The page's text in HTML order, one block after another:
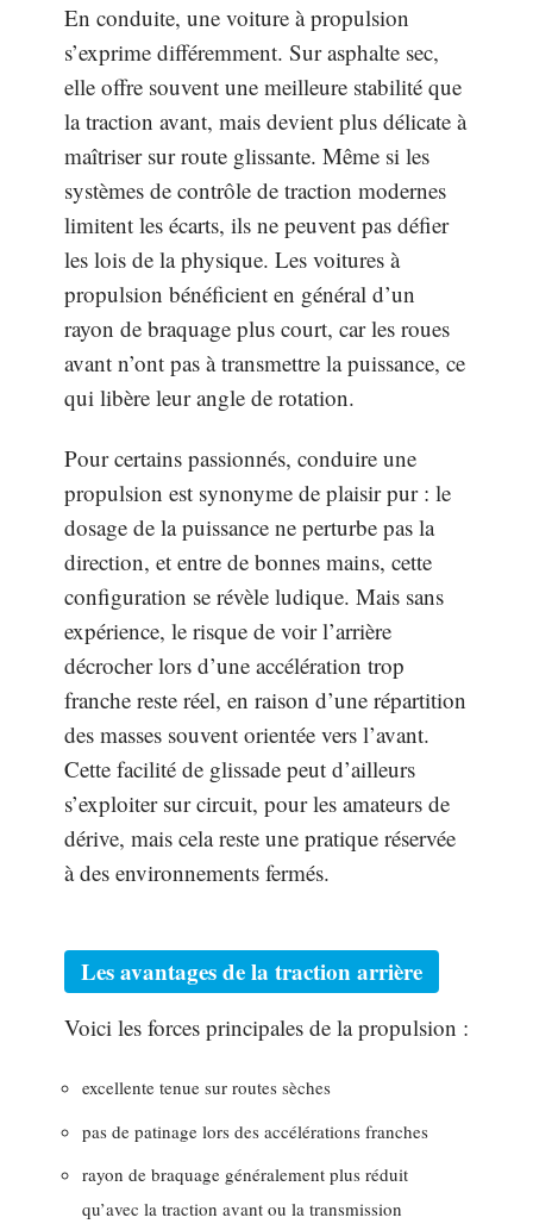
En conduite, une voiture à propulsion
s’exprime différemment. Sur asphalte sec,
elle offre souvent une meilleure stabilité que
la traction avant, mais devient plus délicate à
maîtriser sur route glissante. Même si les
systèmes de contrôle de traction modernes
limitent les écarts, ils ne peuvent pas défier
les lois de la physique. Les voitures à
propulsion bénéficient en général d’un
rayon de braquage plus court, car les roues
avant n’ont pas à transmettre la puissance, ce
qui libère leur angle de rotation.
Pour certains passionnés, conduire une
propulsion est synonyme de plaisir pur : le
dosage de la puissance ne perturbe pas la
direction, et entre de bonnes mains, cette
configuration se révèle ludique. Mais sans
expérience, le risque de voir l’arrière
décrocher lors d’une accélération trop
franche reste réel, en raison d’une répartition
des masses souvent orientée vers l’avant.
Cette facilité de glissade peut d’ailleurs
s’exploiter sur circuit, pour les amateurs de
dérive, mais cela reste une pratique réservée
à des environnements fermés.
Les avantages de la traction arrière
Voici les forces principales de la propulsion :
excellente tenue sur routes sèches
pas de patinage lors des accélérations franches
rayon de braquage généralement plus réduit
qu’avec la traction avant ou la transmission